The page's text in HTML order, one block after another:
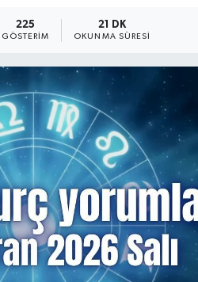
225
GÖSTERIM
21 DK
OKUNMA SÜRESI